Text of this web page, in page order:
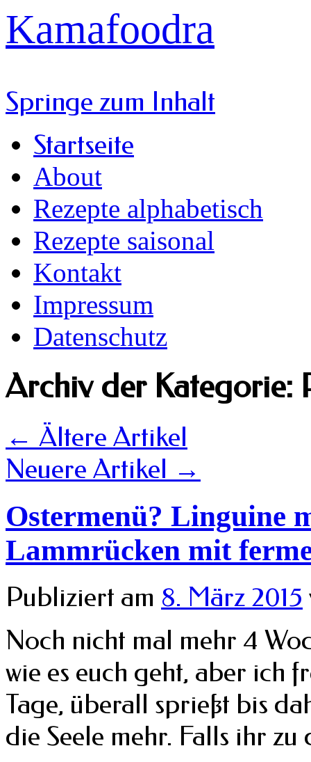
Kamafoodra
Springe zum Inhalt
Startseite
About
Rezepte alphabetisch
Rezepte saisonal
Kontakt
Impressum
Datenschutz
Archiv der Kategorie:
← Ältere Artikel
Neuere Artikel →
Ostermenü? Linguine
Lammrücken mit
Publiziert am 8. März 2015
Noch nicht mal mehr 4
wie es euch geht, aber ich
Tage, überall sprießt bis
die Seele mehr. Falls ihr